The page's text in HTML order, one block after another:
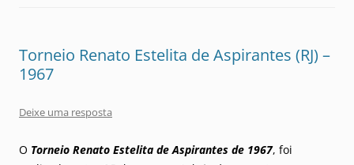
Torneio Renato Estelita de Aspirantes (RJ) –
1967
Deixe uma resposta
O Torneio Renato Estelita de Aspirantes de 1967, foi